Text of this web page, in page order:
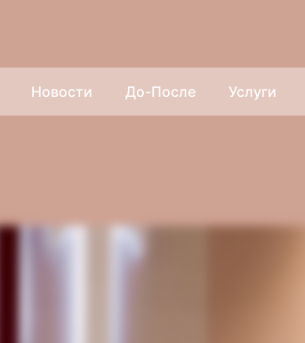
Новости До-После Услуги